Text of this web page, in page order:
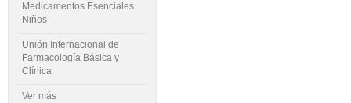
Medicamentos Esenciales
Niños
Unión Internacional de
Farmacología Básica y
Clínica
Ver más